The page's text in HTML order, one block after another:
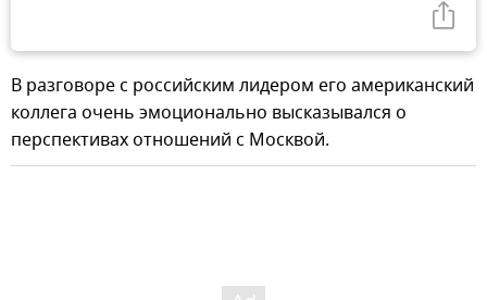
В разговоре с российским лидером его американский
коллега очень эмоционально высказывался о
перспективах отношений с Москвой.